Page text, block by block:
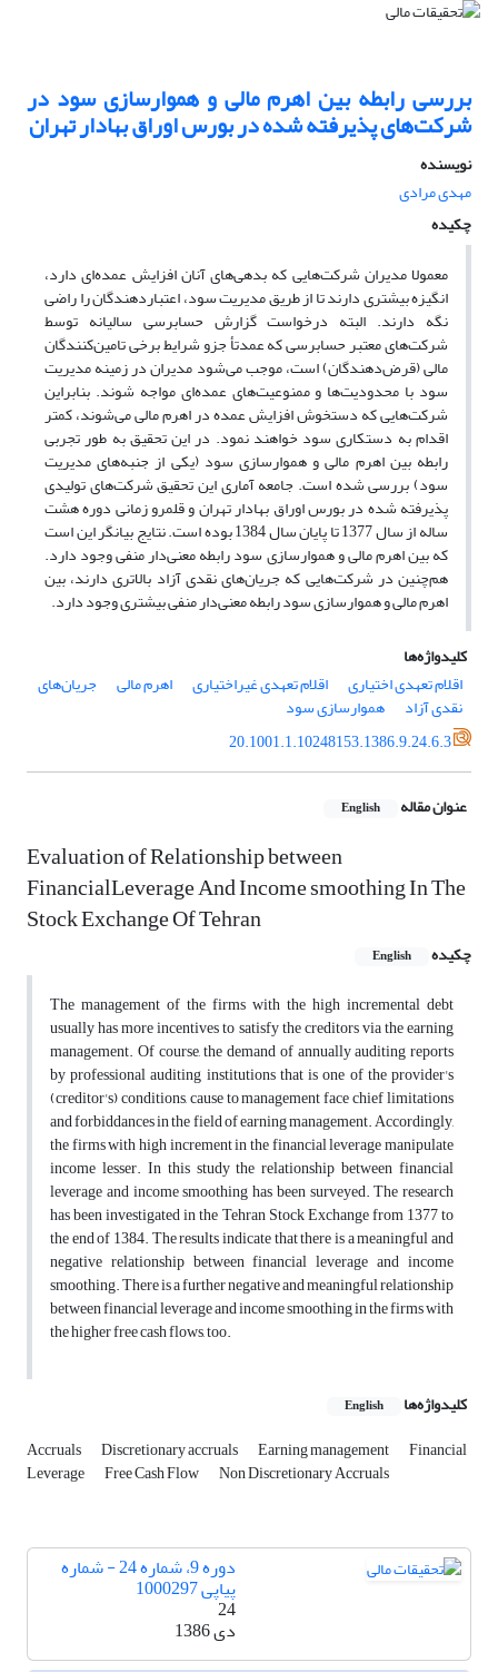
بررسی رابطه بین اهرم مالی و هموار‌سازی سود در
شرکت‌های پذیرفته شده در بورس اوراق بهادار تهران
نویسنده
مهدی مرادی
چکیده
معمولا مدیران شرکت‌هایی که بدهی‌های آنان افزایش عمده‌ای دارد،
انگیزه بیشتری دارند تا از طریق مدیریت سود، اعتباردهندگان را راضی
نگه دارند. البته درخواست گزارش حسابرسی سالیانه توسط
شرکت‌های معتبر حسابرسی که عمدتأ جزو شرایط برخی تامین‌کنندگان
مالی (قرض‌دهندگان) است، موجب می‌شود مدیران در زمینه مدیریت
سود با محدودیت‌ها و ممنوعیت‌های عمده‌ای مواجه شوند. بنابراین
شرکت‌هایی که دستخوش افزایش عمده در اهرم مالی می‌شوند، کمتر
اقدام به دستکاری سود خواهند نمود. در این تحقیق به طور تجربی
رابطه بین اهرم مالی و هموارسازی سود (یکی از جنبه‌های مدیریت
سود) بررسی شده است. جامعه آماری این تحقیق شرکت‌های تولیدی
پذیرفته شده در بورس اوراق بهادار تهران و قلمرو زمانی دوره هشت
ساله از سال 1377 تا پایان سال 1384 بوده است. نتایج بیانگر این است
که بین اهرم مالی و هموارسازی سود رابطه معنی‌دار منفی وجود دارد.
هم‌چنین در شرکت‌هایی که جریان‌های نقدی آزاد بالاتری دارند، بین
اهرم مالی و هموارسازی سود رابطه معنی‌دار منفی بیشتری وجود دارد.
کلیدواژه‌ها
اقلام تعهدی اختیاری
اقلام تعهدی غیراختیاری اهرم مالی جریان‌های
نقدی آزاد
هموارسازی سود
20.1001.1.10248153.1386.9.24.6.3
عنوان مقاله English
Evaluation of Relationship between
FinancialLeverage And Income smoothing In The
Stock Exchange Of Tehran
چکیده English
The management of the firms with the high incremental debt
usually has more incentives to satisfy the creditors via the earning
management. Of course, the demand of annually auditing reports
by professional auditing institutions that is one of the provider's
(creditor's) conditions, cause to management face chief limitations
and forbiddances in the field of earning management. Accordingly,
the firms with high increment in the financial leverage manipulate
income lesser. In this study the relationship between financial
leverage and income smoothing has been surveyed. The research
has been investigated in the Tehran Stock Exchange from 1377 to
the end of 1384. The results indicate that there is a meaningful and
negative relationship between financial leverage and income
smoothing. There is a further negative and meaningful relationship
between financial leverage and income smoothing in the firms with
the higher free cash flows, too.
کلیدواژه‌ها English
Accruals Discretionary accruals Earning management Financial
Leverage Free Cash Flow Non Discretionary Accruals
دوره 9، شماره 24 - شماره
پیاپی 1000297
24
دی 1386